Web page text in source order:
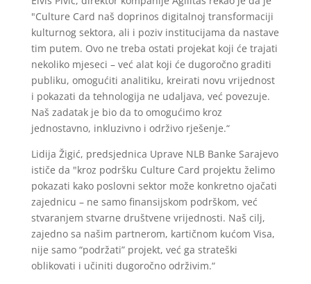
"Culture Card naš doprinos digitalnoj transformaciji
kulturnog sektora, ali i poziv institucijama da nastave
tim putem. Ovo ne treba ostati projekat koji će trajati
nekoliko mjeseci – već alat koji će dugoročno graditi
publiku, omogućiti analitiku, kreirati novu vrijednost
i pokazati da tehnologija ne udaljava, već povezuje.
Naš zadatak je bio da to omogućimo kroz
jednostavno, inkluzivno i održivo rješenje.“
Lidija Žigić, predsjednica Uprave NLB Banke Sarajevo
ističe da "kroz podršku Culture Card projektu želimo
pokazati kako poslovni sektor može konkretno ojačati
zajednicu – ne samo finansijskom podrškom, već
stvaranjem stvarne društvene vrijednosti. Naš cilj,
zajedno sa našim partnerom, kartičnom kućom Visa,
nije samo “podržati” projekt, već ga strateški
oblikovati i učiniti dugoročno održivim.“